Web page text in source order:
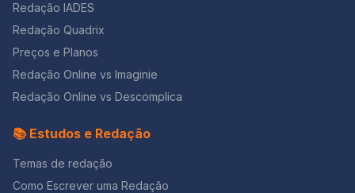
Redação IADES
Redação Quadrix
Preços e Planos
Redação Online vs Imaginie
Redação Online vs Descomplica
📚 Estudos e Redação
Temas de redação
Como Escrever uma Redação